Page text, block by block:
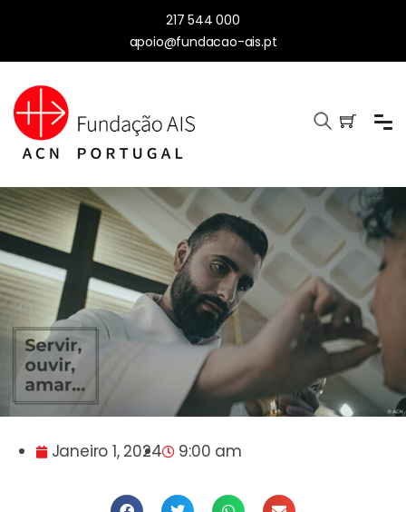
217 544 000
apoio@fundacao-ais.pt
Janeiro 1, 2024 9:00 am